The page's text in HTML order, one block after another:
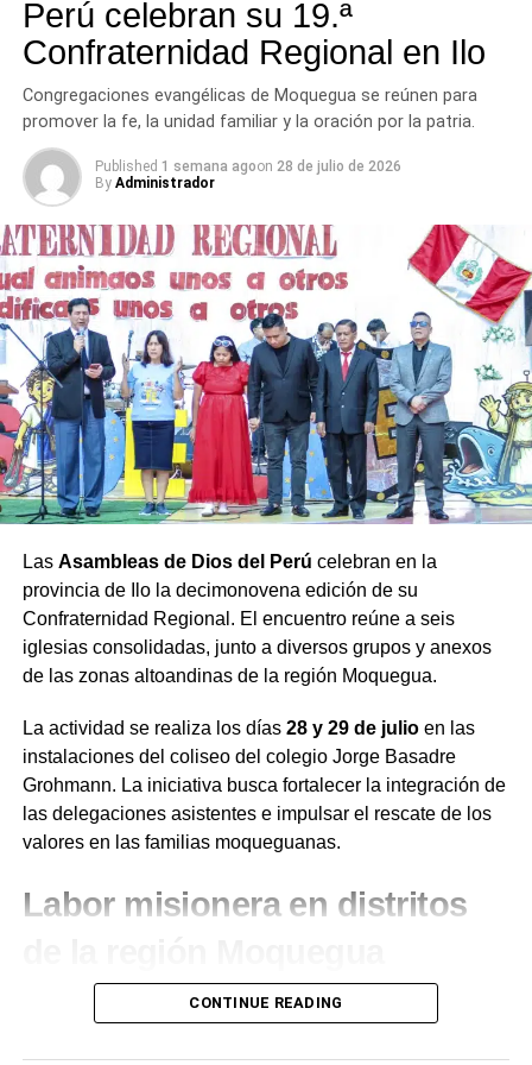
Perú celebran su 19.ª
Confraternidad Regional en Ilo
Congregaciones evangélicas de Moquegua se reúnen para
promover la fe, la unidad familiar y la oración por la patria.
Published 1 semana agoon 28 de julio de 2026
By Administrador
Las Asambleas de Dios del Perú celebran en la
provincia de Ilo la decimonovena edición de su
Confraternidad Regional. El encuentro reúne a seis
iglesias consolidadas, junto a diversos grupos y anexos
de las zonas altoandinas de la región Moquegua.
La actividad se realiza los días 28 y 29 de julioen las
instalaciones del coliseo del colegio Jorge Basadre
Grohmann. La iniciativa busca fortalecer la integración de
las delegaciones asistentes e impulsar el rescate de los
valores en las familias moqueguanas.
Labor misionera en distritos
Durante el desarrollo de la jornada, el presidente de la
institución en la región Moquegua,Juan de Dios
Ramírez, destacó la labor de evangelización que
CONTINUE READING